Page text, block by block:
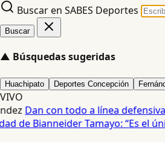
Buscar en SABES Deportes
Buscar
▲ Búsquedas sugeridas
Huachipato Deportes Concepción
VIVO
Dan con todo a línea
de Bianneider Tamayo: “Es el